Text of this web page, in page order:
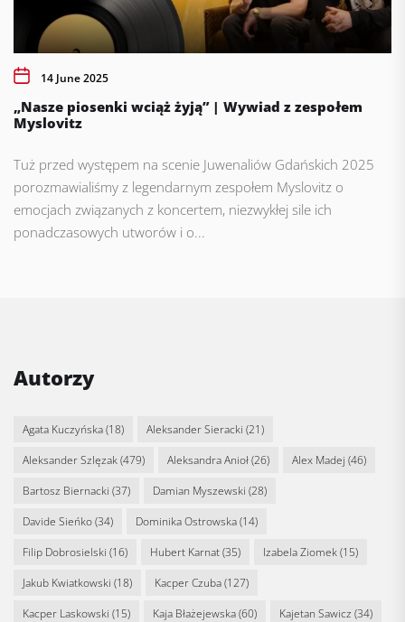
14 June 2025
„Nasze piosenki wciąż żyją” | Wywiad z zespołem
Myslovitz
Tuż przed występem na scenie Juwenaliów Gdańskich 2025
porozmawialiśmy z legendarnym zespołem Myslovitz o
emocjach związanych z koncertem, niezwykłej sile ich
ponadczasowych utworów i o...
Autorzy
Agata Kuczyńska(18) Aleksander Sieracki (21)
Aleksander Szlęzak(479) Aleksandra Anioł(26) Alex Madej (46)
Bartosz Biernacki (37) Damian Myszewski (28)
Davide Sieńko(34) Dominika Ostrowska(14)
Filip Dobrosielski (16) Hubert Karnat(35) Izabela Ziomek(15)
Jakub Kwiatkowski (18) Kacper Czuba(127)
Kacper Laskowski (15) Kaja Błażejewska(60) Kajetan Sawicz (34)